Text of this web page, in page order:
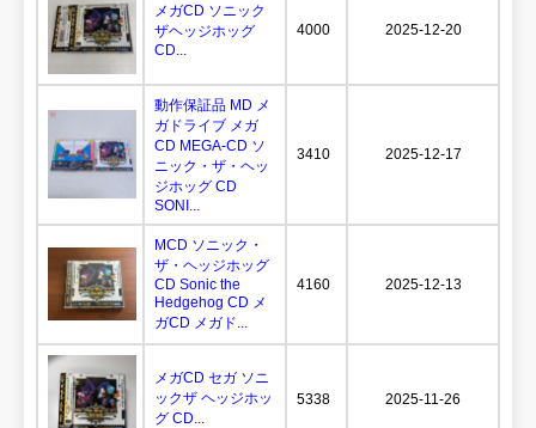
メガCD ソニック
ザヘッジホッグ
CD...
4000 2025-12-20
動作保証品 MD メ
ガドライブ メガ
CD MEGA-CD ソ
ニック・ザ・ヘッ
ジホッグ CD
SONI...
3410 2025-12-17
MCD ソニック・
ザ・ヘッジホッグ
CD Sonic the
Hedgehog CD メ
ガCD メガド...
4160 2025-12-13
メガCD セガ ソニ
ックザ ヘッジホッ
グ CD...
5338 2025-11-26